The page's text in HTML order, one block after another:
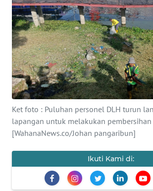
Ket foto : Puluhan personel DLH turun
lapangan untuk melakukan
[WahanaNews.co/Johan pangaribun]
Ikuti Kami di:
PERISTIWA
Informasi
INDEKS
BERITA
KONTAK
KAMI
INFO
IKLAN